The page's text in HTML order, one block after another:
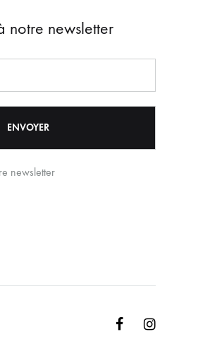
notre newsletter
newsletter
Facebook